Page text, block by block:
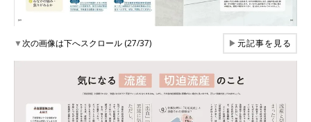
▼次の画像は下へスクロール (27/37) ▶元記事を見る